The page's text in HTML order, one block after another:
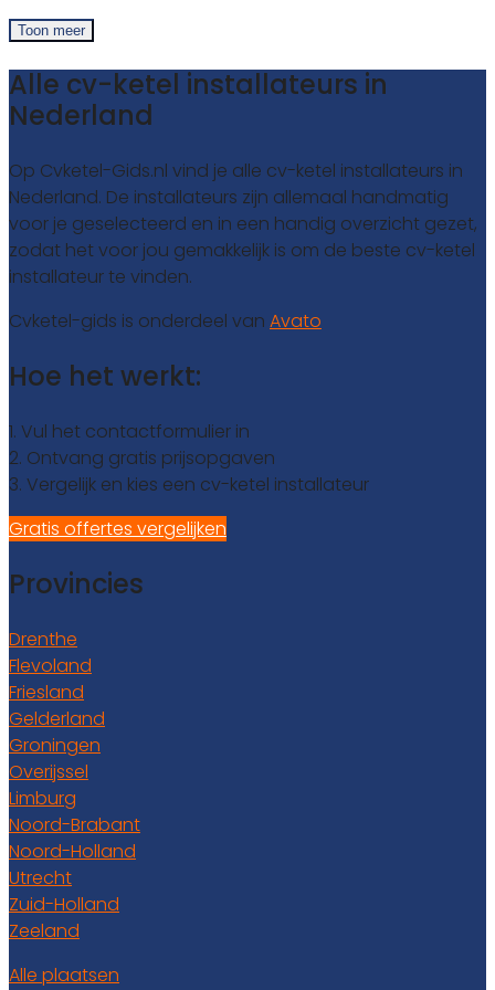
Toon meer
Alle cv-ketel installateurs in
Nederland
Op Cvketel-Gids.nl vind je alle cv-ketel installateurs in
Nederland. De installateurs zijn allemaal handmatig
voor je geselecteerd en in een handig overzicht gezet,
zodat het voor jou gemakkelijk is om de beste cv-ketel
installateur te vinden.
Cvketel-gids is onderdeel van Avato
Hoe het werkt:
1. Vul het contactformulier in
2. Ontvang gratis prijsopgaven
3. Vergelijk en kies een cv-ketel installateur
Gratis offertes vergelijken
Provincies
Drenthe
Flevoland
Friesland
Gelderland
Groningen
Overijssel
Limburg
Noord-Brabant
Noord-Holland
Utrecht
Zuid-Holland
Zeeland
Alle plaatsen